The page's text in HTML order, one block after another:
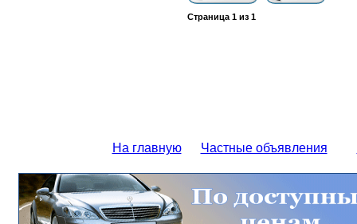
Страница 1из 1
На главную Частные объявления